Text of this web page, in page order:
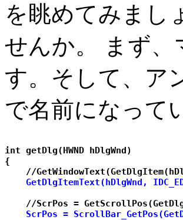
を眺めてみまし
せんか。 まず
す。そして、ア
で名前になって
int getDlg(HWND hDlgWnd)
{
GetDlgItemText(hDlgWnd,
ScrPos =